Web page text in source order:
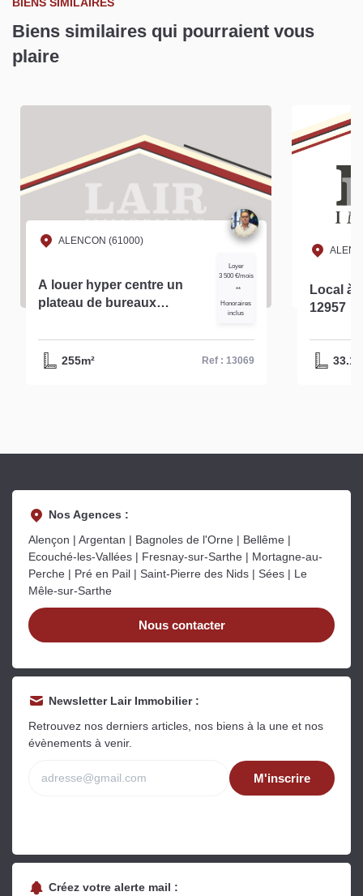
BIENS SIMILAIRES
Biens similaires qui pourraient vous
plaire
ALENCON (61000)
A louer hyper centre un
plateau de bureaux
réf- 13069
Loyer
3 500 €/mois
**
Honoraires
inclus
255m² Ref : 13069
Local à
12957
Nos Agences :
Alençon | Argentan | Bagnoles de l'Orne | Bellême |
Ecouché-les-Vallées | Fresnay-sur-Sarthe | Mortagne-au-
Perche | Pré en Pail | Saint-Pierre des Nids | Sées | Le
Mêle-sur-Sarthe
Nous contacter
Newsletter Lair Immobilier :
Retrouvez nos derniers articles, nos biens à la une et nos
évènements à venir.
M'inscrire
Créez votre alerte mail :